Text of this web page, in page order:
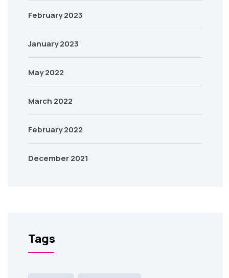
February 2023
January 2023
May 2022
March 2022
February 2022
December 2021
Tags